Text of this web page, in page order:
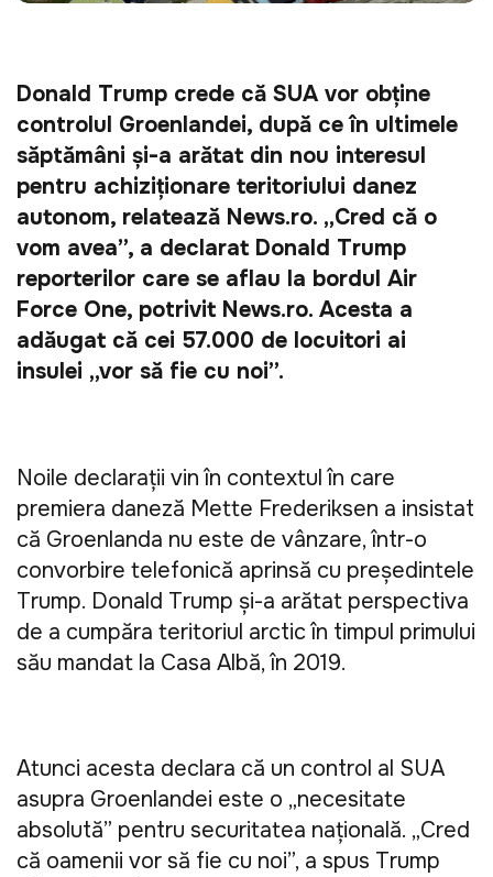
Donald Trump crede că SUA vor obține
controlul Groenlandei, după ce în ultimele
săptămâni și-a arătat din nou interesul
pentru achiziționare teritoriului danez
autonom, relatează News.ro. „Cred că o
vom avea”, a declarat Donald Trump
reporterilor care se aflau la bordul Air
Force One, potrivit News.ro. Acesta a
adăugat că cei 57.000 de locuitori ai
insulei „vor să fie cu noi”.
Noile declarații vin în contextul în care
premiera daneză Mette Frederiksen a insistat
că Groenlanda nu este de vânzare, într-o
convorbire telefonică aprinsă cu președintele
Trump. Donald Trump și-a arătat perspectiva
de a cumpăra teritoriul arctic în timpul primului
său mandat la Casa Albă, în 2019.
Atunci acesta declara că un control al SUA
asupra Groenlandei este o „necesitate
absolută” pentru securitatea națională. „Cred
că oamenii vor să fie cu noi”, a spus Trump